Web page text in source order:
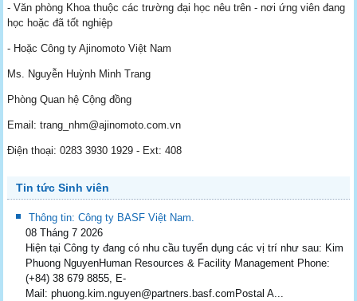
- Văn phòng Khoa thuộc các trường đại học nêu trên - nơi ứng viên đang
học hoặc đã tốt nghiệp
- Hoặc Công ty Ajinomoto Việt Nam
Ms. Nguyễn Huỳnh Minh Trang
Phòng Quan hệ Cộng đồng
Email: trang_nhm@ajinomoto.com.vn
Điện thoại: 0283 3930 1929 - Ext: 408
Tin tức Sinh viên
Thông tin: Công ty BASF Việt Nam.
08 Tháng 7 2026
Hiện tại Công ty đang có nhu cầu tuyển dụng các vị trí như sau: Kim
Phuong NguyenHuman Resources & Facility Management Phone:
(+84) 38 679 8855, E-
Mail: phuong.kim.nguyen@partners.basf.comPostal A...